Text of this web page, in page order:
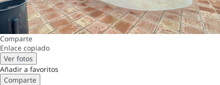
Comparte
Enlace copiado
Ver fotos
Añadir a favoritos
Comparte